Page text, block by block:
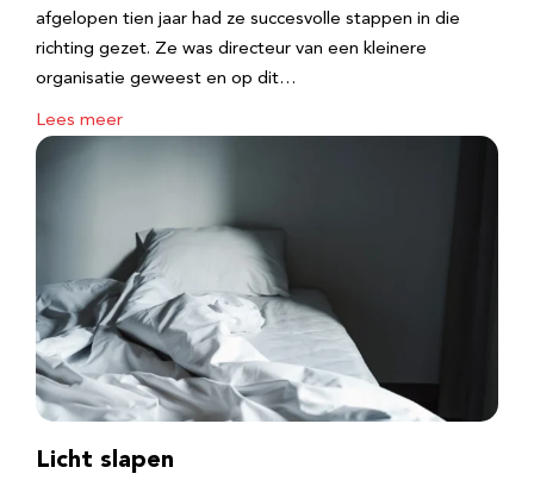
afgelopen tien jaar had ze succesvolle stappen in die
richting gezet. Ze was directeur van een kleinere
organisatie geweest en op dit…
Lees meer
Licht slapen